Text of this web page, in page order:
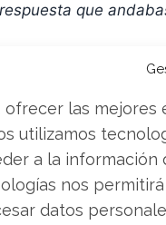
ofrecer las mejores
utilizamos
a la información
nos
datos
que
dividendista
esperan
convierte así en
en las